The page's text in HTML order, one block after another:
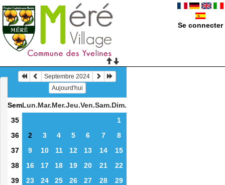
Se connecter
Septembre 2024
Aujourd'hui
SemLun.Mar.Mer.Jeu.Ven.Sam.Dim.
35
1
36
2 3 4 5 6 7
8
37
9 10 11 12 13 14
15
38
16 17 18 19 20 21
22
39
23 24 25 26 27 28
29